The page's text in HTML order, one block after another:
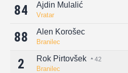
84 Ajdin Mulalić
Vratar
88 Alen Korošec
Branilec
2 Rok Pirtovšek 42
Branilec